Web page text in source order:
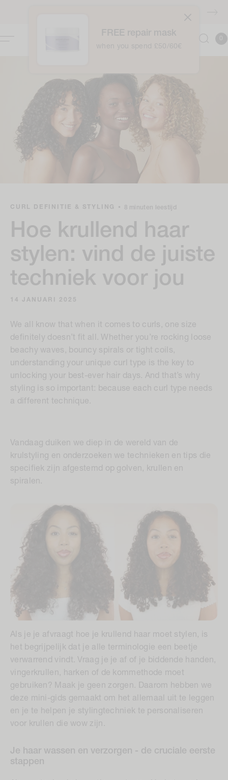
0
items
CURL DEFINITIE & STYLING • 8 minuten leestijd
Hoe krullend haar
stylen: vind de juiste
techniek voor jou
14 JANUARI 2025
We all know that when it comes to curls, one size
definitely doesn’t fit all. Whether you’re rocking loose
beachy waves, bouncy spirals or tight coils,
understanding your unique curl type is the key to
unlocking your best-ever hair days. And that’s why
styling is so important: because each curl type needs
a different technique.
Vandaag duiken we diep in de wereld van de
krulstyling en onderzoeken we technieken en tips die
specifiek zijn afgestemd op golven, krullen en
spiralen.
Als je je afvraagt hoe je krullend haar moet stylen, is
het begrijpelijk dat je alle terminologie een beetje
verwarrend vindt. Vraag je je af of je biddende handen,
vingerkrullen, harken of de kommethode moet
gebruiken? Maak je geen zorgen. Daarom hebben we
deze mini-gids gemaakt om het allemaal uit te leggen
en je te helpen je stylingtechniek te personaliseren
voor krullen die wow zijn.
Je haar wassen en verzorgen - de cruciale eerste
stappen